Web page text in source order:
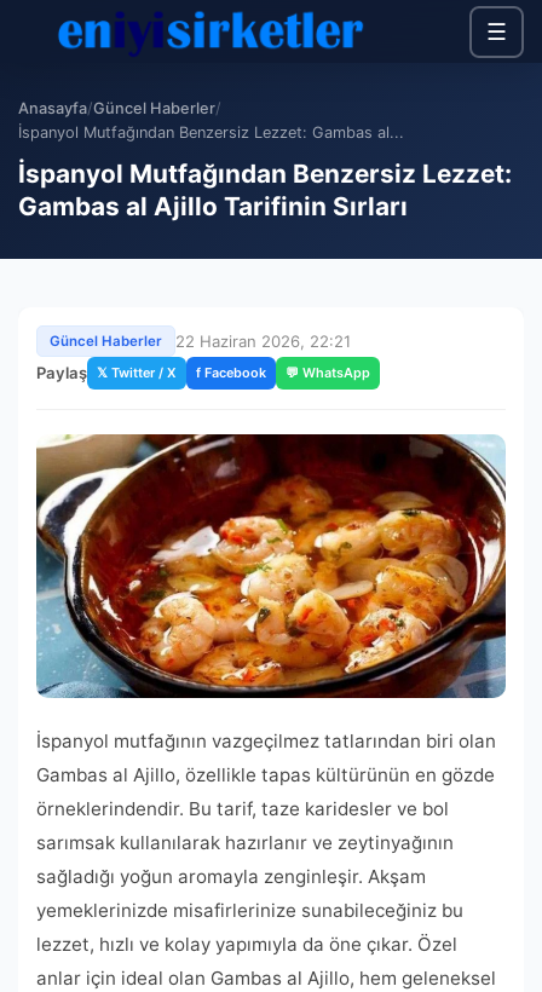
☰
Anasayfa/Güncel Haberler/
İspanyol Mutfağından Benzersiz Lezzet: Gambas al...
İspanyol Mutfağından Benzersiz Lezzet:
Gambas al Ajillo Tarifinin Sırları
Güncel Haberler
22 Haziran 2026, 22:21
Paylaş 𝕏 Twitter / X f Facebook 💬 WhatsApp
İspanyol mutfağının vazgeçilmez tatlarından biri olan
Gambas al Ajillo, özellikle tapas kültürünün en gözde
örneklerindendir. Bu tarif, taze karidesler ve bol
sarımsak kullanılarak hazırlanır ve zeytinyağının
sağladığı yoğun aromayla zenginleşir. Akşam
yemeklerinizde misafirlerinize sunabileceğiniz bu
lezzet, hızlı ve kolay yapımıyla da öne çıkar. Özel
anlar için ideal olan Gambas al Ajillo, hem geleneksel